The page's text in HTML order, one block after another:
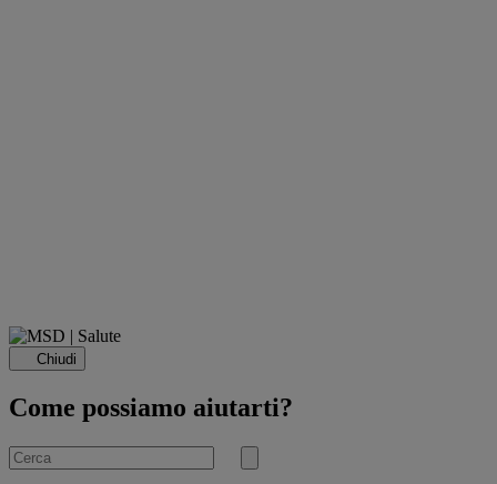
Chiudi
Come possiamo aiutarti?
Cerca
per
Invia